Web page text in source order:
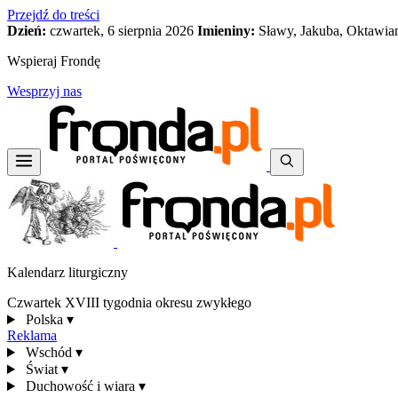
Przejdź do treści
Dzień: czwartek, 6 sierpnia 2026 Imieniny: Sławy, Jakuba,
Wspieraj Frondę
Wesprzyj nas
Kalendarz liturgiczny
Czwartek XVIII tygodnia okresu zwykłego
Polska ▾
Reklama
Wschód ▾
Świat ▾
Duchowość i wiara ▾